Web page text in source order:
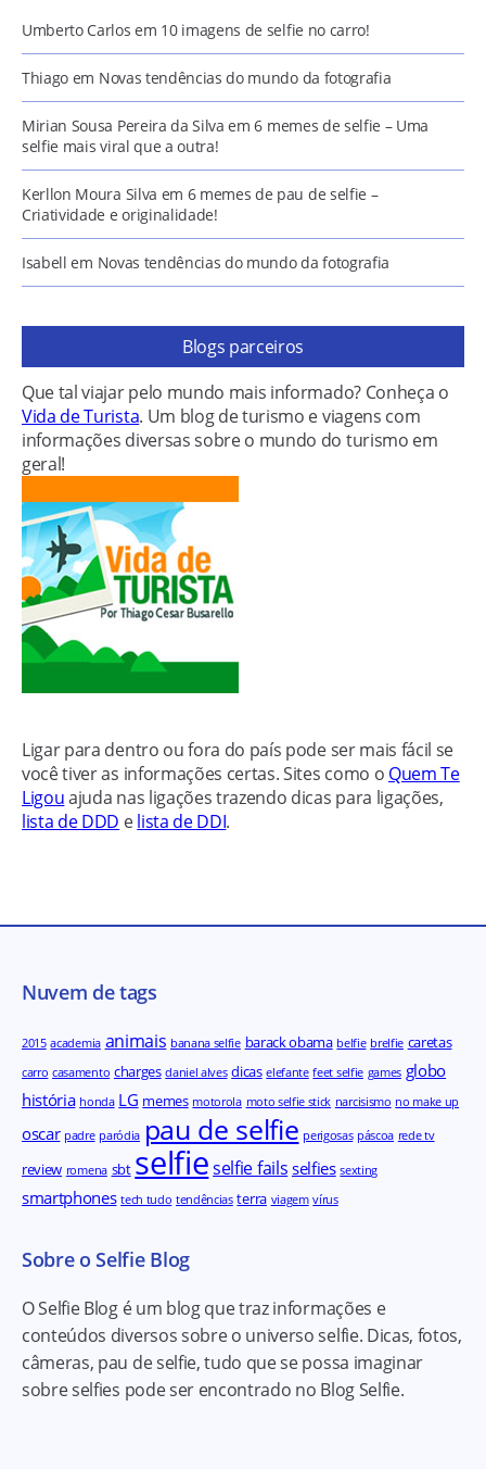
Umberto Carlos em 10 imagens de selfie no carro!
Thiago em Novas tendências do mundo da fotografia
Mirian Sousa Pereira da Silva em6 memes de selfie – Uma
selfie mais viral que a outra!
Kerllon Moura Silva em 6 memes de pau de selfie –
Criatividade e originalidade!
Isabell em Novas tendências do mundo da fotografia
Blogs parceiros
Que tal viajar pelo mundo mais informado? Conheça o
Vida de Turista. Um blog de turismo e viagens com
informações diversas sobre o mundo do turismo em
geral!
Ligar para dentro ou fora do país pode ser mais fácil se
você tiver as informações certas. Sites como o Quem Te
Ligouajuda nas ligações trazendo dicas para ligações,
lista de DDD elista de DDI.
Nuvem de tags
2015 academia animais banana selfie barack obama belfie brelfie caretas
carro casamento charges daniel alves dicas elefante feet selfie games globo
história honda LG memes motorola moto selfie stick narcisismo no make up
oscar padre paródia pau de selfie perigosas páscoa rede tv
review romena sbt selfieselfie fails selfies sexting
smartphones tech tudo tendências terra viagem vírus
Sobre o Selfie Blog
O Selfie Blog é um blog que traz informações e
conteúdos diversos sobre o universo selfie. Dicas, fotos,
câmeras, pau de selfie, tudo que se possa imaginar
sobre selfies pode ser encontrado no Blog Selfie.